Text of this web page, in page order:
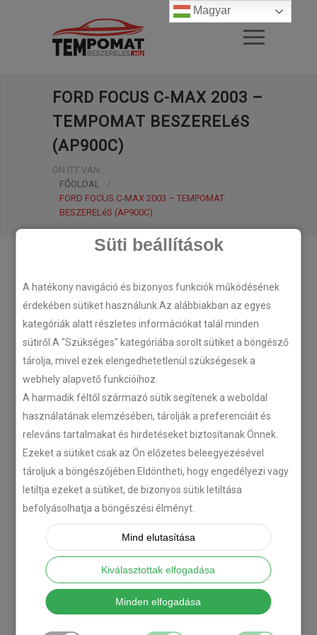
Süti beállítások
A hatékony navigáció és bizonyos funkciók működésének
érdekében sütiket használunk.Az alábbiakban az egyes
kategóriák alatt részletes információkat talál minden
sütiről.A "Szükséges" kategóriába sorolt sütiket a böngésző
tárolja, mivel ezek elengedhetetlenül szükségesek a
webhely alapvető funkcióihoz.
A harmadik féltől származó sütik segítenek a weboldal
használatának elemzésében, tárolják a preferenciáit és
releváns tartalmakat és hirdetéseket biztosítanak Önnek.
Ezeket a sütiket csak az Ön előzetes beleegyezésével
tároljuk a böngészőjében.Eldöntheti, hogy engedélyezi vagy
letiltja ezeket a sütiket, de bizonyos sütik letiltása
befolyásolhatja a böngészési élményt.
Mind elutasítása
Kiválasztottak elfogadása
Minden elfogadása
FORD FOCUS C-MAX 2003 –
TEMPOMAT BESZERELéS
(AP900C)
ÖN ITT VAN:
FŐOLDAL
/
FORD FOCUS C-MAX 2003 – TEMPOMAT
BESZERELéS (AP900C)
Magyar